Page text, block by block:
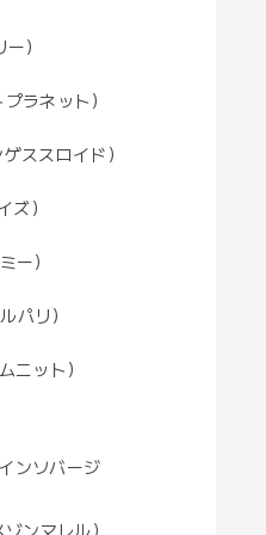
）
ラネット）
ススロイド）
ズ）
ー）
パリ）
ニット）
ンソバージ